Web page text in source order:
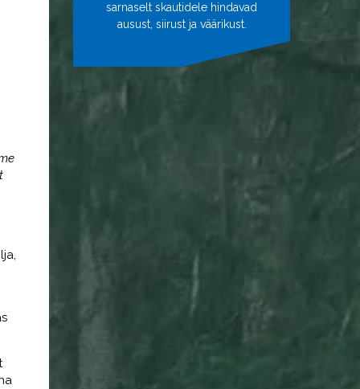
sarnaselt skautidele hindavad
ausust, siirust ja väärikust.